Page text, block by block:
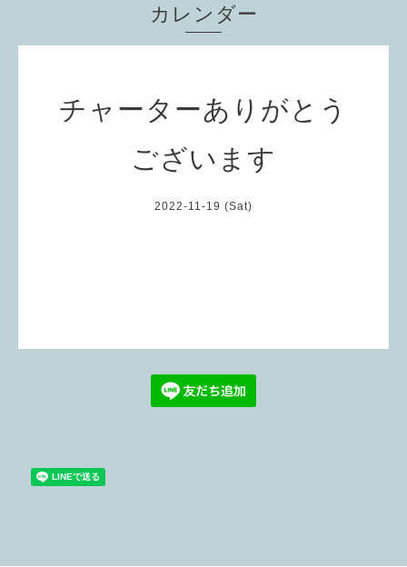
カレンダー
チャーターありがとう
ございます
2022-11-19 (Sat)